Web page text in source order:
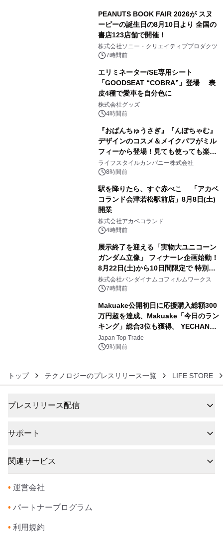
PEANUTS BOOK FAIR 2026が スヌ
ーピーの誕生日の8月10日より 全国の
書店123店舗で開催！
株式会社ソニー・クリエイティブプロダクツ
7時間前
エリミネーター/SE専用シート
「GOODSEAT “COBRA”」登場 表
皮4種で愛車を自分色に
株式会社グッズ
4時間前
『おぱんちゅうさぎ』『んぽちゃむ』
デザインのコスメ＆メイクパフがミル
フィーから登場！見ても使っても楽し
い、ポップでキュートなコレクショ
ン。
ライフスタイルカンパニー株式会社
8時間前
駅を降りたら、すぐ赤べこ 「アカベ
コランド会津若松駅前店」8月8日(土)
開業
株式会社アカベコランド
4時間前
展示終了を迎える「実物大ユニコーン
ガンダム立像」 フィナーレ企画始動！
8月22日(土)から10日間限定で 特別映
像『UNICORN GUNDAM Statue ―
BEYOND POSSIBILITY ―』を上映！
株式会社バンダイナムコフィルムワークス
7時間前
Makuake公開初日に応援購入総額300
万円超を達成、Makuake「今日のラン
キング」総合3位も獲得。 YECHAN音
浴シンギングボウル第2弾の大型サイ
ズ（XL・2XL・3XL）を先行販売中
Japan Top Trade
9時間前
トップ テクノロジーのプレスリリース一覧 LIFE STORE
プレスリリース配信
サポート
関連サービス
• 運営会社
• パートナープログラム
• 利用規約